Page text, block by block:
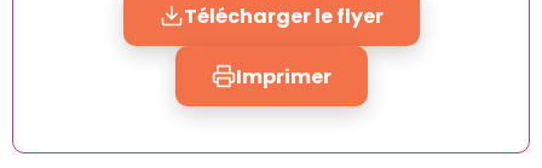
Télécharger le flyer
Imprimer